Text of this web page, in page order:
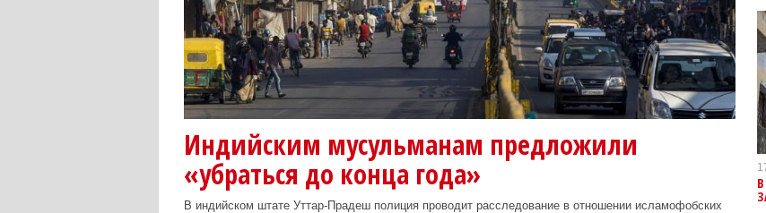
Индийским мусульманам предложили
«убраться до конца года»
В индийском штате Уттар-Прадеш полиция проводит расследование в отношении исламофобских